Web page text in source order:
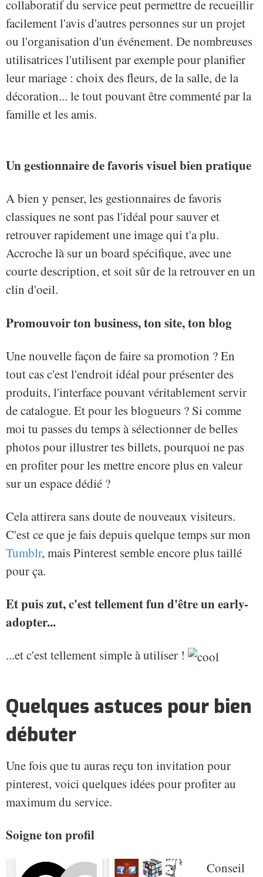
collaboratif du service peut permettre de recueillir
facilement l'avis d'autres personnes sur un projet
ou l'organisation d'un événement. De nombreuses
utilisatrices l'utilisent par exemple pour planifier
leur mariage : choix des fleurs, de la salle, de la
décoration... le tout pouvant être commenté par la
famille et les amis.
Un gestionnaire de favoris visuel bien pratique
A bien y penser, les gestionnaires de favoris
classiques ne sont pas l'idéal pour sauver et
retrouver rapidement une image qui t'a plu.
Accroche là sur un board spécifique, avec une
courte description, et soit sûr de la retrouver en un
clin d'oeil.
Promouvoir ton business, ton site, ton blog
Une nouvelle façon de faire sa promotion ? En
tout cas c'est l'endroit idéal pour présenter des
produits, l'interface pouvant véritablement servir
de catalogue. Et pour les blogueurs ? Si comme
moi tu passes du temps à sélectionner de belles
photos pour illustrer tes billets, pourquoi ne pas
en profiter pour les mettre encore plus en valeur
sur un espace dédié ?
Cela attirera sans doute de nouveaux visiteurs.
C'est ce que je fais depuis quelque temps sur mon
Tumblr, mais Pinterest semble encore plus taillé
pour ça.
Et puis zut, c'est tellement fun d'être un early-
adopter...
...et c'est tellement simple à utiliser !
Quelques astuces pour bien
débuter
Une fois que tu auras reçu ton invitation pour
pinterest, voici quelques idées pour profiter au
maximum du service.
Soigne ton profil
Conseil